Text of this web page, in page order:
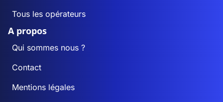
Tous les opérateurs
A propos
Qui sommes nous ?
Contact
Mentions légales